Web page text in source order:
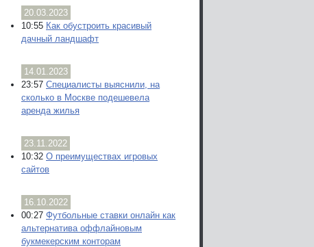
20.03.2023
10:55 Как обустроить красивый
дачный ландшафт
14.01.2023
23:57 Специалисты выяснили, на
сколько в Москве подешевела
аренда жилья
23.11.2022
10:32 О преимуществах игровых
сайтов
16.10.2022
00:27 Футбольные ставки онлайн как
альтернатива оффлайновым
букмекерским конторам